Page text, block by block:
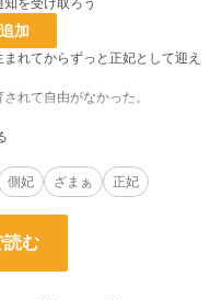
を受け取ろう
加
れてからずっと正妃として迎え
れて自由がなかった。
「彼女を正妃にする！」と宣言
、「お前は側妃だ」と言ってき
子は「お前は自分のことばかり
側妃 ざまぁ 正妃
読む